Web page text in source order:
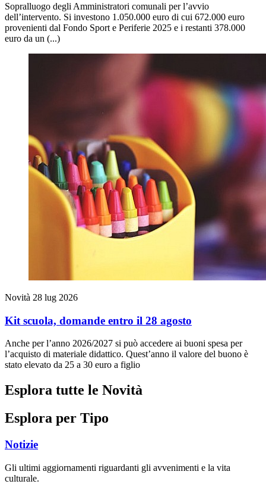
Sopralluogo degli Amministratori comunali per l’avvio
dell’intervento. Si investono 1.050.000 euro di cui 672.000 euro
provenienti dal Fondo Sport e Periferie 2025 e i restanti 378.000
euro da un (...)
Novità 28 lug 2026
Kit scuola, domande entro il 28 agosto
Anche per l’anno 2026/2027 si può accedere ai buoni spesa per
l’acquisto di materiale didattico. Quest’anno il valore del buono è
stato elevato da 25 a 30 euro a figlio
Esplora tutte le Novità
Esplora per Tipo
Notizie
Gli ultimi aggiornamenti riguardanti gli avvenimenti e la vita
culturale.